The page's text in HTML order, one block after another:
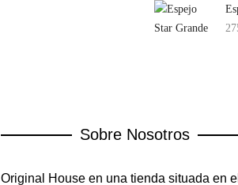
Sobre Nosotros
Original House en una tienda situada en el